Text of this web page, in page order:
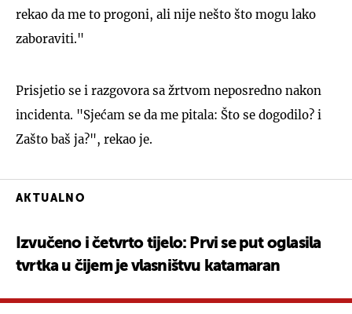
rekao da me to progoni, ali nije nešto što mogu lako
zaboraviti."
Prisjetio se i razgovora sa žrtvom neposredno nakon
incidenta. "Sjećam se da me pitala: Što se dogodilo? i
Zašto baš ja?", rekao je.
AKTUALNO
Izvučeno i četvrto tijelo: Prvi se put oglasila
tvrtka u čijem je vlasništvu katamaran